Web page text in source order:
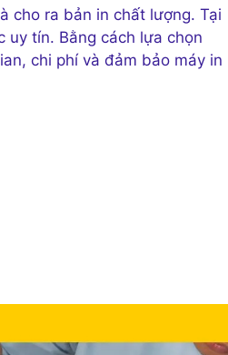
cho ra bản in chất lượng. Tại
uy tín. Bằng cách lựa chọn
chi phí và đảm bảo máy in